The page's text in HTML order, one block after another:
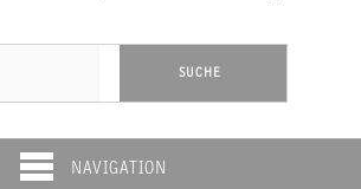
NAVIGATION